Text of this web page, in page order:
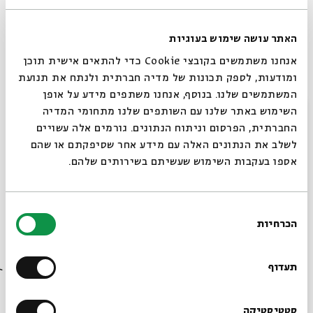
האתר עושה שימוש בעוגיות
אנחנו משתמשים בקובצי Cookie כדי להתאים אישית תוכן
ומודעות, לספק תכונות של מדיה חברתית ולנתח את תנועת
המשתמשים שלנו. בנוסף, אנחנו משתפים מידע על אופן
השימוש באתר שלנו עם השותפים שלנו מתחומי המדיה
החברתית, הפרסום וניתוח הנתונים. גורמים אלה עשויים
לשלב את הנתונים האלה עם מידע אחר שסיפקתם או שהם
אספו בעקבות השימוש שעשיתם בשירותים שלהם.
הסכמה
הכרחיות
תעדוף
סטטיסטיקה
ממשפחתו (כולל אחיו, דובער, שנרצח בידי הנאצים בבית חולים
לחולים כרוניים) ועד הימלטותו ברגע האחרון מאדמת אירופה
הבוערת אל הקרקע הבטוחה בארצות הברית.
מכיוון שהרבי לא ראה שאכן הגיעה העת שבה ישראל כבר אינם
ואת הקיום היהודי כולו. לדידו, השם "נשיא הדור" שמור
לאדמו"רי-נשיאי חב"ד, המנהיגים את כלל היהודים כולם באשר
בדומה לחוסר שביעות רצונו מפניה של המדינה ומייצוגיה,
סגור